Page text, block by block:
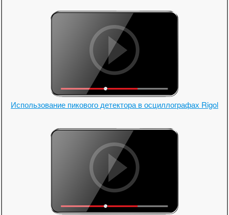
Использование пикового детектора в осциллографах Rigol